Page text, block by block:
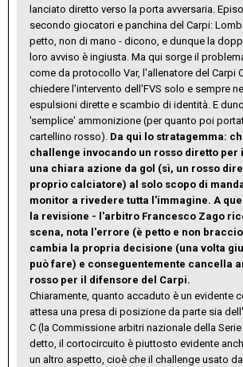
lanciato diretto verso la porta avversaria.
secondo giocatori e panchina del Carpi:
petto, non di mano - dicono, e dunque la
loro avviso è ingiusta. Ma qui sorge il
come da protocollo Var, l'allenatore del Carpi
chiedere l'intervento dell'FVS solo e sempre
espulsioni dirette e scambio di identità. E
'semplice' ammonizione (per quanto poi
cartellino rosso). Da qui lo stratagemma:
challenge invocando un rosso diretto per
una chiara azione da gol (sì, un rosso
proprio calciatore) al solo scopo di
monitor a rivedere tutta l'immagine. A
la revisione - l'arbitro Francesco Zago
scena, nota l'errore (è petto e non
cambia la propria decisione (una volta
può fare) e conseguentemente cancella
rosso per il difensore del Carpi.
Chiaramente, quanto accaduto è un evidente
attesa una presa di posizione da parte sia
C (la Commissione arbitri nazionale della Serie
detto, il cortocircuito è piuttosto evidente
un altro aspetto, cioè che il challenge usato